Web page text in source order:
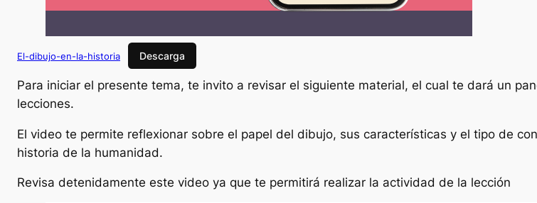
El-dibujo-en-la-historia Descarga
Para iniciar el presente tema, te invito a revisar el siguiente material, el cual te dará un
lecciones.
El video te permite reflexionar sobre el papel del dibujo, sus características y el tipo de
historia de la humanidad.
Revisa detenidamente este video ya que te permitirá realizar la actividad de la lección